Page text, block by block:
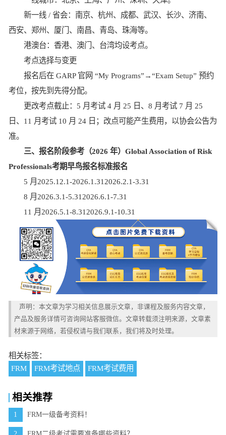
新一线 / 省会：南京、杭州、成都、武汉、长沙、济南、
西安、郑州、厦门、南昌、青岛、珠海等。
港澳台：香港、澳门、台湾均设考点。
考点选择与变更
报名后在 GARP 官网 “My Programs”→“Exam Setup” 预约
考位，按先到先得分配。
更改考点截止：5 月考试 4 月 25 日、8 月考试 7 月 25
日、11 月考试 10 月 24 日；改点可能产生费用，以协会公告为
准。
三、报名阶段参考（2026 年）Global Association of Risk
Professionals考期早鸟报名标准报名
5 月2025.12.1-2026.1.312026.2.1-3.31
8 月2026.3.1-5.312026.6.1-7.31
11 月2026.5.1-8.312026.9.1-10.31
声明：本文章为学习相关信息展示文章，非课程及服务内容文章，
产品及服务详情可咨询网站客服微信。文章转载须注明来源，文章素
材来源于网络，若侵权请与我们联系，我们将及时处理。
相关标签：
FRM
FRM考试地点 FRM考试费用
相关推荐
1 FRM一级备考资料！